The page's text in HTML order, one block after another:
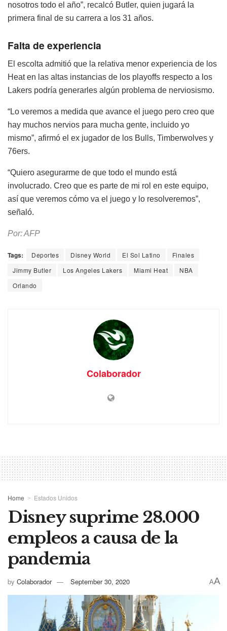
nosotros todo el año”, recalcó Butler, quien jugará la
primera final de su carrera a los 31 años.
Falta de experiencia
El escolta admitió que la relativa menor experiencia de los
Heat en las altas instancias de los playoffs respecto a los
Lakers podría generarles algún problema de nerviosismo.
“Lo veremos a medida que avance el juego pero creo que
hay muchos nervios para mucha gente, incluido yo
mismo”, afirmó el ex jugador de los Bulls, Timberwolves y
76ers.
“Quiero asegurarme de que todo el mundo está
involucrado. Creo que es parte de mi rol en este equipo,
así que veremos cómo va el juego y lo resolveremos”,
señaló.
Por: AFP
Tags: Deportes Disney World El Sol Latino
Finales
Jimmy Butler
Los Angeles Lakers Miami Heat
NBA
Orlando
Colaborador
Home Estados Unidos
Disney suprime 28.000
empleos a causa de la
pandemia
by Colaborador September 30, 2020 AA